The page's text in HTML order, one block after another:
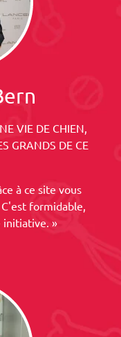
VIE DE CHIEN,
GRANDS DE CE
à ce site vous
formidable,
initiative. »